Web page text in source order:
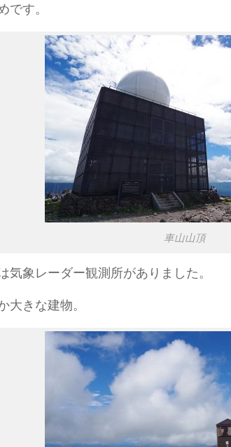
です。
車山山頂
気象レーダー観測所がありました。
大きな建物。